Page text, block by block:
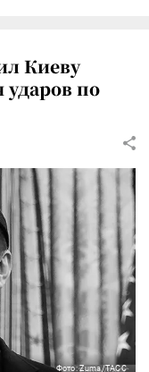
Киеву
ударов по
Фото: Zuma/ТАСС